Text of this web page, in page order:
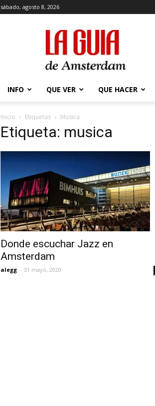
sábado, agosto 8, 2026
La
Guía
de
Amsterdam
INFO QUE VER QUE HACER
Inicio Etiquetas Musica
Etiqueta: musica
Donde escuchar Jazz en
Amsterdam
alegg - 31 mayo, 2020